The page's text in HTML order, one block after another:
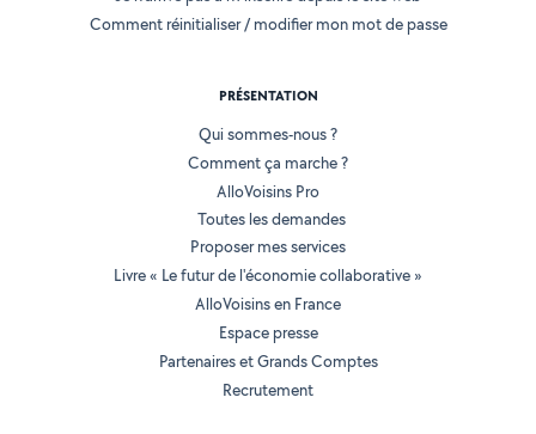
Comment réinitialiser / modifier mon mot de passe
PRÉSENTATION
Qui sommes-nous ?
Comment ça marche ?
AlloVoisins Pro
Toutes les demandes
Proposer mes services
Livre « Le futur de l'économie collaborative »
AlloVoisins en France
Espace presse
Partenaires et Grands Comptes
Recrutement